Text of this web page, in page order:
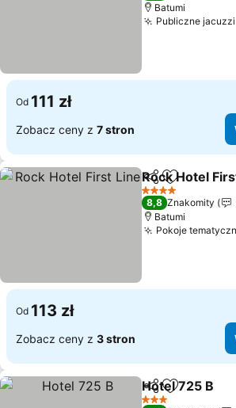
Batumi
Publiczne jacuzzi
Od 111 zł
Zobacz ceny z 7 stron
Udostępnij
Dodaj do
Rock Hotel
4 Kategoria
8,8 Znakomity
Batumi
Pokoje
Od 113 zł
Zobacz ceny z 3 stron
Udostępnij
Dodaj do
Hotel 725 B
3 Kategoria